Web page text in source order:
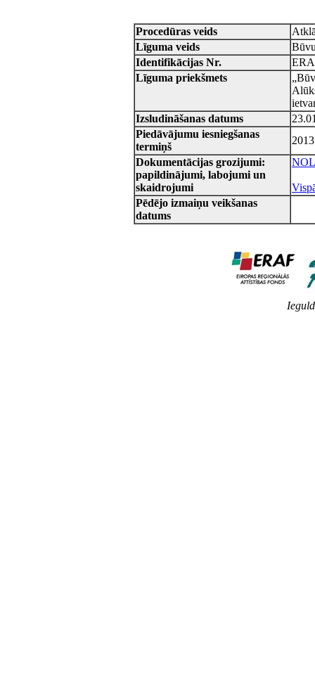
Procedūras veids
Līguma veids
Identifikācijas Nr.
Līguma priekšmets
Izsludināšanas datums
Piedāvājumu iesniegšanas
termiņš
Dokumentācijas grozijumi:
papildinājumi, labojumi un
skaidrojumi
Pēdējo izmaiņu veikšanas
datums